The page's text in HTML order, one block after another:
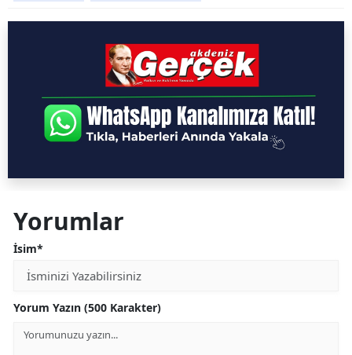
Yorumlar
İsim*
Yorum Yazın (500 Karakter)